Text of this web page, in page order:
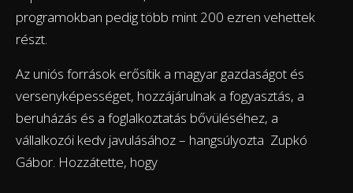
programokban pedig több mint 200 ezren vehettek
részt.
Az uniós források erősítik a magyar gazdaságot és
versenyképességet, hozzájárulnak a fogyasztás, a
beruházás és a foglalkoztatás bővüléséhez, a
vállalkozói kedv javulásához – hangsúlyozta Zupkó
Gábor. Hozzátette, hogy